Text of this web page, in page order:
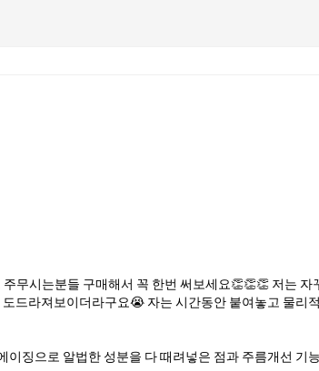
무시는분들 구매해서 꼭 한번 써보세요👏👏👏 저는
드라져보이더라구요😭 자는 시간동안 붙여놓고 물리